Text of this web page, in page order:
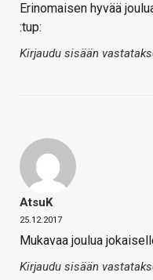
Erinomaisen hyvää
:tup:
Kirjaudu sisään
AtsuK
25.12.2017
Mukavaa joulua
Kirjaudu sisään